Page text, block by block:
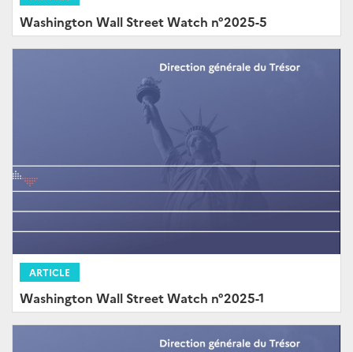
Washington Wall Street Watch n°2025-5
ARTICLE
Washington Wall Street Watch n°2025-1